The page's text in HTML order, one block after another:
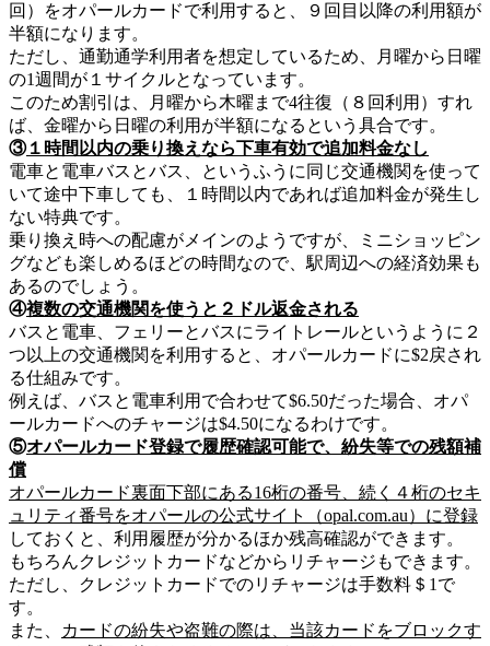
回）をオパールカードで利用すると、９回目以降の利用額が
半額になります。
ただし、通勤通学利用者を想定しているため、月曜から日曜
の1週間が１サイクルとなっています。
このため割引は、月曜から木曜まで4往復（８回利用）すれ
ば、金曜から日曜の利用が半額になるという具合です。
③１時間以内の乗り換えなら下車有効で追加料金なし
電車と電車バスとバス、というふうに同じ交通機関を使って
いて途中下車しても、１時間以内であれば追加料金が発生し
ない特典です。
乗り換え時への配慮がメインのようですが、ミニショッピン
グなども楽しめるほどの時間なので、駅周辺への経済効果も
あるのでしょう。
④複数の交通機関を使うと２ドル返金される
バスと電車、フェリーとバスにライトレールというように２
つ以上の交通機関を利用すると、オパールカードに$2戻され
る仕組みです。
例えば、バスと電車利用で合わせて$6.50だった場合、オパ
ールカードへのチャージは$4.50になるわけです。
⑤オパールカード登録で履歴確認可能で、紛失等での残額補
償
オパールカード裏面下部にある16桁の番号、続く４桁のセキ
ュリティ番号をオパールの公式サイト（opal.com.au）に登録
しておくと、利用履歴が分かるほか残高確認ができます。
もちろんクレジットカードなどからリチャージもできます。
ただし、クレジットカードでのリチャージは手数料＄1で
す。
また、
カードの紛失や盗難の際は、当該カードをブロックす